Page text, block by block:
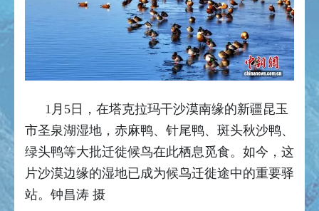
1月5日，在塔克拉玛干沙漠南缘的新疆昆玉
市圣泉湖湿地，赤麻鸭、针尾鸭、斑头秋沙鸭、
绿头鸭等大批迁徙候鸟在此栖息觅食。如今，这
片沙漠边缘的湿地已成为候鸟迁徙途中的重要驿
站。钟昌涛 摄